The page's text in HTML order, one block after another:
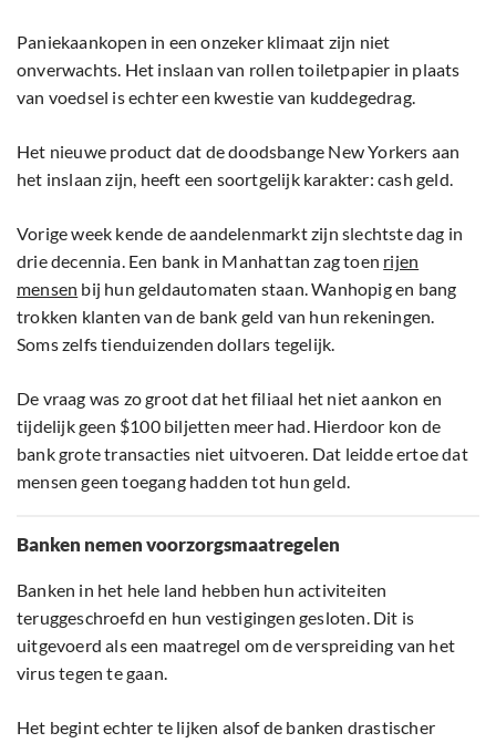
Paniekaankopen in een onzeker klimaat zijn niet
onverwachts. Het inslaan van rollen toiletpapier in plaats
van voedsel is echter een kwestie van kuddegedrag.
Het nieuwe product dat de doodsbange New Yorkers aan
het inslaan zijn, heeft een soortgelijk karakter: cash geld.
Vorige week kende de aandelenmarkt zijn slechtste dag in
drie decennia. Een bank in Manhattan zag toen rijen
mensen bij hun geldautomaten staan. Wanhopig en bang
trokken klanten van de bank geld van hun rekeningen.
Soms zelfs tienduizenden dollars tegelijk.
De vraag was zo groot dat het filiaal het niet aankon en
tijdelijk geen $100 biljetten meer had. Hierdoor kon de
bank grote transacties niet uitvoeren. Dat leidde ertoe dat
mensen geen toegang hadden tot hun geld.
Banken nemen voorzorgsmaatregelen
Banken in het hele land hebben hun activiteiten
teruggeschroefd en hun vestigingen gesloten. Dit is
uitgevoerd als een maatregel om de verspreiding van het
virus tegen te gaan.
Het begint echter te lijken alsof de banken drastischer